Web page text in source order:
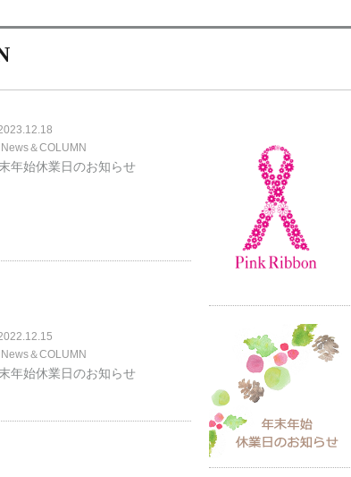
＆COLUMN
年始休業日のお知らせ
＆COLUMN
年始休業日のお知らせ